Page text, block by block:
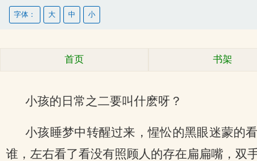
字体： 大 中 小
首页 书架
小孩的日常之二要叫什麽呀？
小孩睡梦中转醒过来，惺忪的黑眼迷蒙的
谁，左右看了看没有照顾人的存在扁扁嘴，双